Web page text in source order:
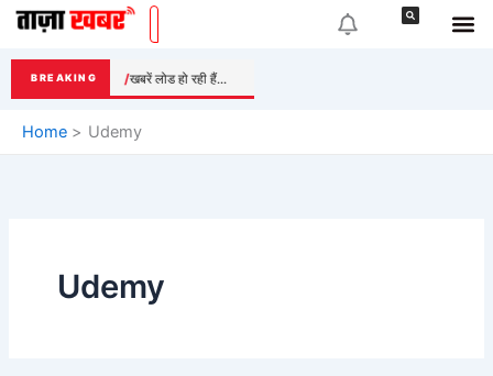
Skip
content
BREAKING खबरें लोड हो रही हैं...
Home Udemy
Udemy